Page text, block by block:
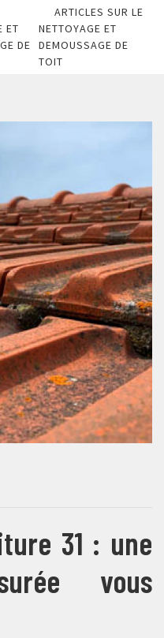
ET
DE
ARTICLES SUR LE
NETTOYAGE ET
DEMOUSSAGE DE
TOIT
31 : une
vous